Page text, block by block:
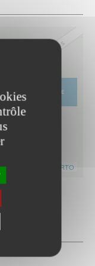
CARTO
ITINÉRAIRE